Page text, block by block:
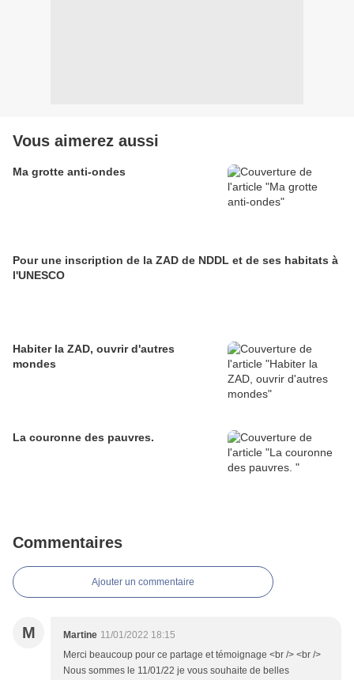
Vous aimerez aussi
Ma grotte anti-ondes
Pour une inscription de la ZAD de NDDL et de ses habitats à
l'UNESCO
Habiter la ZAD, ouvrir d'autres
mondes
La couronne des pauvres.
Commentaires
Ajouter un commentaire
M Martine 11/01/2022 18:15
Merci beaucoup pour ce partage et témoignage <br /> <br />
Nous sommes le 11/01/22 je vous souhaite de belles